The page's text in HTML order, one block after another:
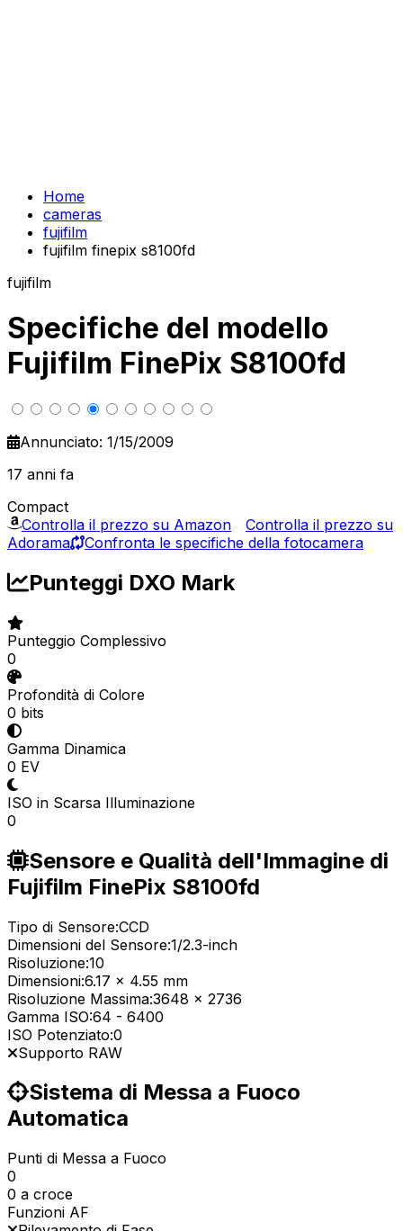
Home
cameras
fujifilm
fujifilm finepix s8100fd
fujifilm
Specifiche del modello
Fujifilm FinePix S8100fd
Annunciato: 1/15/2009
17 anni fa
Compact
Controlla il prezzo su Amazon
Controlla il prezzo su
Adorama
Confronta le specifiche della fotocamera
Punteggi DXO Mark
Punteggio Complessivo
0
Profondità di Colore
0 bits
Gamma Dinamica
0 EV
ISO in Scarsa Illuminazione
0
Sensore e Qualità dell'Immagine di
Fujifilm FinePix S8100fd
Tipo di Sensore:CCD
Dimensioni del Sensore:1/2.3-inch
Risoluzione:10
Dimensioni:6.17 x 4.55 mm
Risoluzione Massima:3648 x 2736
Gamma ISO:64 - 6400
ISO Potenziato:0
Supporto RAW
Sistema di Messa a Fuoco
Automatica
Punti di Messa a Fuoco
0
0 a croce
Funzioni AF